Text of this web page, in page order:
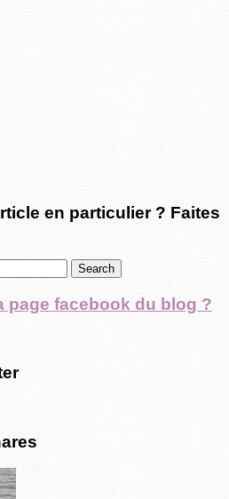
en particulier ? Faites
page facebook du blog ?